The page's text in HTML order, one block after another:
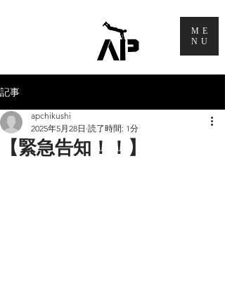
ME
NU
記事
【緊急告知！！】
apchikushi
2025年5月28日 読了時間: 1分